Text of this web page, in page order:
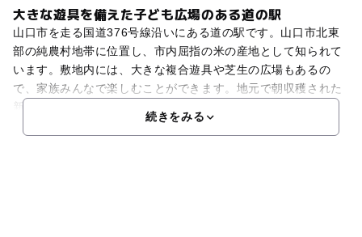
大きな遊具を備えた子ども広場のある道の駅
山口市を走る国道376号線沿いにある道の駅です。山口市北東
部の純農村地帯に位置し、市内屈指の米の産地として知られて
います。敷地内には、大きな複合遊具や芝生の広場もあるの
で、家族みんなで楽しむことができます。地元で朝収穫された
新鮮な野菜や果物が販売されており、特に週末には多くの購入
続きをみる